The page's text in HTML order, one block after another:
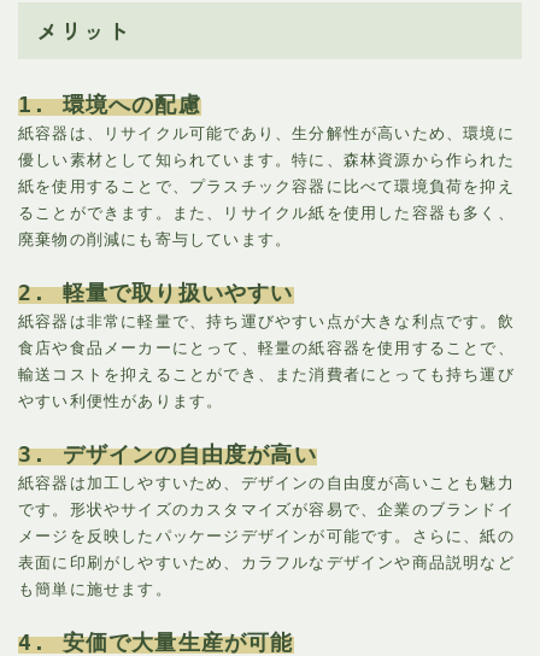
メリット
1. 環境への配慮
紙容器は、リサイクル可能であり、生分解性が高いため、環境に
優しい素材として知られています。特に、森林資源から作られた
紙を使用することで、プラスチック容器に比べて環境負荷を抑え
ることができます。また、リサイクル紙を使用した容器も多く、
廃棄物の削減にも寄与しています。
2. 軽量で取り扱いやすい
紙容器は非常に軽量で、持ち運びやすい点が大きな利点です。飲
食店や食品メーカーにとって、軽量の紙容器を使用することで、
輸送コストを抑えることができ、また消費者にとっても持ち運び
やすい利便性があります。
3. デザインの自由度が高い
紙容器は加工しやすいため、デザインの自由度が高いことも魅力
です。形状やサイズのカスタマイズが容易で、企業のブランドイ
メージを反映したパッケージデザインが可能です。さらに、紙の
表面に印刷がしやすいため、カラフルなデザインや商品説明など
も簡単に施せます。
4. 安価で大量生産が可能